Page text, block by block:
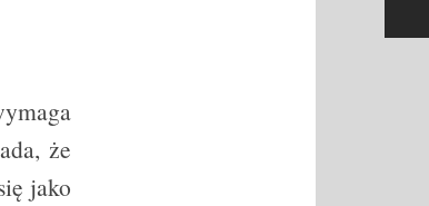
że
jako